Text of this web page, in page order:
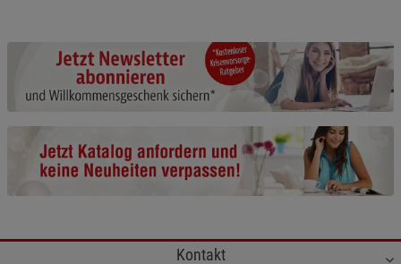
Kontakt
Beschreibung Notwendige Cookies
Cookie-Informationenanzeigen
Funktionale Cookies (1) Funktionale
Beschreibung Funktionale Cookies
anzeigen
Statistik Cookies (2) Statistik Cookies